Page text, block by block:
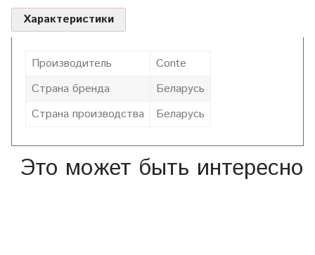
Характеристики
Производитель
Conte
Страна бренда
Беларусь
Страна производства
Беларусь
Это может быть интересно